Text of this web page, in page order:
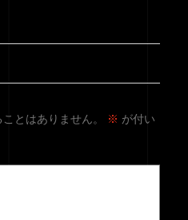
とはありません。 ※ が付い